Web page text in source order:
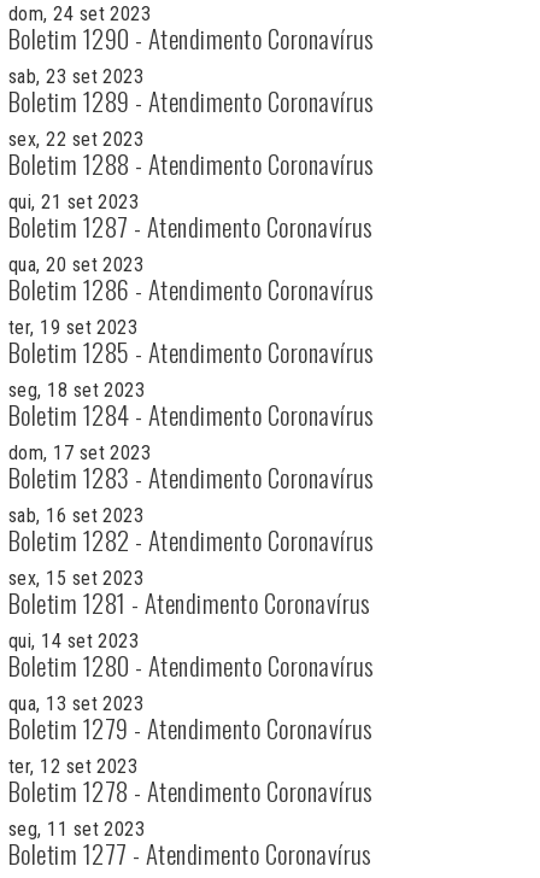
dom, 24 set 2023
Boletim 1290 - Atendimento Coronavírus
sab, 23 set 2023
Boletim 1289 - Atendimento Coronavírus
sex, 22 set 2023
Boletim 1288 - Atendimento Coronavírus
qui, 21 set 2023
Boletim 1287 - Atendimento Coronavírus
qua, 20 set 2023
Boletim 1286 - Atendimento Coronavírus
ter, 19 set 2023
Boletim 1285 - Atendimento Coronavírus
seg, 18 set 2023
Boletim 1284 - Atendimento Coronavírus
dom, 17 set 2023
Boletim 1283 - Atendimento Coronavírus
sab, 16 set 2023
Boletim 1282 - Atendimento Coronavírus
sex, 15 set 2023
Boletim 1281 - Atendimento Coronavírus
qui, 14 set 2023
Boletim 1280 - Atendimento Coronavírus
qua, 13 set 2023
Boletim 1279 - Atendimento Coronavírus
ter, 12 set 2023
Boletim 1278 - Atendimento Coronavírus
seg, 11 set 2023
Boletim 1277 - Atendimento Coronavírus